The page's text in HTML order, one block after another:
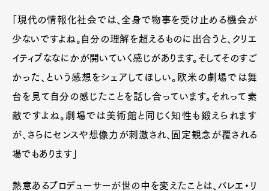
「現代の情報化社会では、全身で物事を受け止める機会が
少ないですよね。自分の理解を超えるものに出合うと、クリエ
イティブななにかが開いていく感じがあります。そしてそのすご
かった、という感想をシェアしてほしい。欧米の劇場では舞
台を見て自分の感じたことを話し合っています。それって素
敵ですよね。劇場では美術館と同じく知性も鍛えられます
が、さらにセンスや想像力が刺激され、固定観念が覆される
場でもあります」
熱意あるプロデューサーが世の中を変えたことは、バレエ・リ